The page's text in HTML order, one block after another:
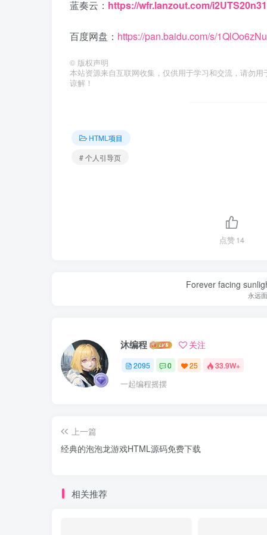
蓝奏云： https://wfr.lanzout.com/
百度网盘： https://pan.baidu.com/s/
© 版权声明
本站资源来自互联网收集，仅供用于学习和交流，请勿
谅解！
HTML项目
# 个人引导页
点赞14
Forever facing
永远
沐编程 关注
2095 0 25 33.9W+
一起编程摇摆
上一篇
经典的泡泡龙游戏HTML源码免费下载
相关推荐